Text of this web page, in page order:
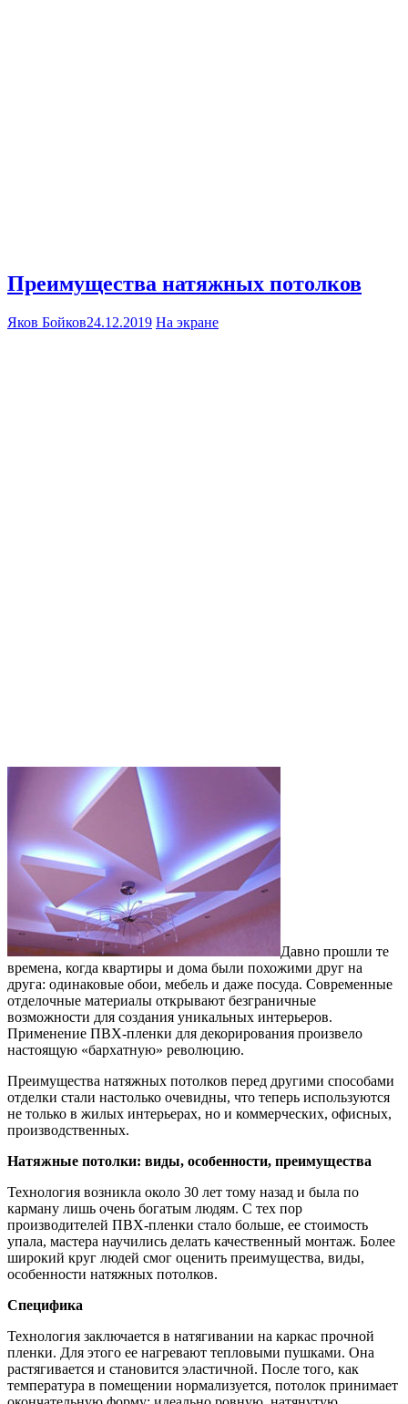
Преимущества натяжных потолков
Яков Бойков24.12.2019 На экране
Давно прошли те
времена, когда квартиры и дома были похожими друг на
друга: одинаковые обои, мебель и даже посуда. Современные
отделочные материалы открывают безграничные
возможности для создания уникальных интерьеров.
Применение ПВХ-пленки для декорирования произвело
настоящую «бархатную» революцию.
Преимущества натяжных потолков перед другими способами
отделки стали настолько очевидны, что теперь используются
не только в жилых интерьерах, но и коммерческих, офисных,
производственных.
Натяжные потолки: виды, особенности, преимущества
Технология возникла около 30 лет тому назад и была по
карману лишь очень богатым людям. С тех пор
производителей ПВХ-пленки стало больше, ее стоимость
упала, мастера научились делать качественный монтаж. Более
широкий круг людей смог оценить преимущества, виды,
особенности натяжных потолков.
Специфика
Технология заключается в натягивании на каркас прочной
пленки. Для этого ее нагревают тепловыми пушками. Она
растягивается и становится эластичной. После того, как
температура в помещении нормализуется, потолок принимает